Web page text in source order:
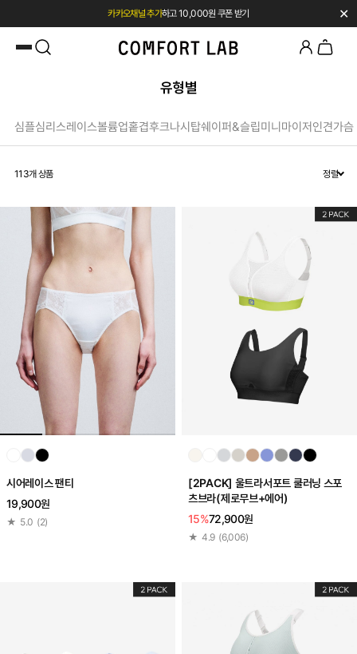
카카오채널 추가하고 10,000원 쿠폰 받기
첫 구매 시 베스트셀러 50% 즉시 할인
✕
유형별
심플심리스레이스볼륨업홑겹후크나시탑쉐이퍼&슬립미니마이저인견가
113개 상품 정렬
시어레이스 팬티
19,900원
★ 5.0 (2)
[2PACK] 울트라서포트 쿨러닝 스포
츠브라(제로무브+에어)
15%72,900원
★ 4.9 (6,006)